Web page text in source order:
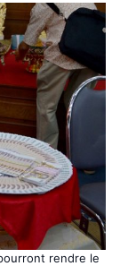
rendre le